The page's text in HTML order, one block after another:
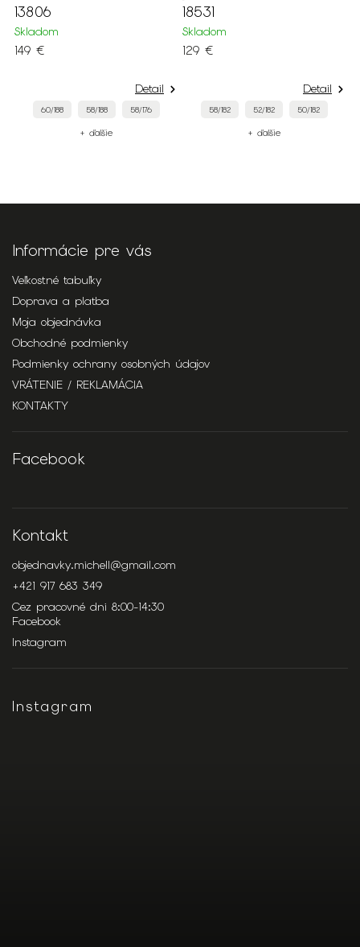
13806
Skladom
149 €
Detail
60/188 58/188 58/176
+ ďalšie
18531
Skladom
129 €
Detail
58/182 52/182 50/182
+ ďalšie
Informácie pre vás
Veľkostné tabuľky
Doprava a platba
Moja objednávka
Obchodné podmienky
Podmienky ochrany osobných údajov
VRÁTENIE / REKLAMÁCIA
KONTAKTY
Facebook
Kontakt
objednavky.michell@gmail.com
+421 917 683 349
Cez pracovné dni 8:00-14:30
Facebook
Instagram
Instagram